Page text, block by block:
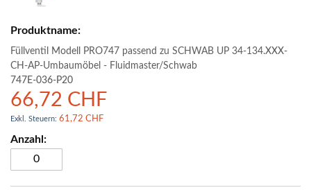
Füllventil Modell PRO747 passend zu SCHWAB UP 34-134.XXX-
CH-AP-Umbaumöbel - Fluidmaster/Schwab
747E-036-P20
66,72 CHF
61,72 CHF